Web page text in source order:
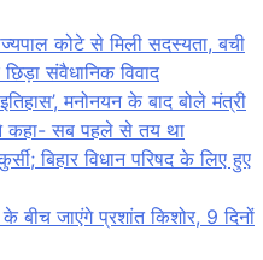
कोटे से मिली सदस्यता, बची
संवैधानिक विवाद
मनोनयन के बाद बोले मंत्री
कहा- सब पहले से तय था
बिहार विधान परिषद के लिए हुए
बीच जाएंगे प्रशांत किशोर, 9 दिनों